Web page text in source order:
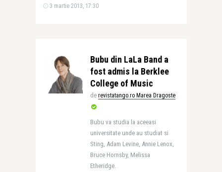
3 martie 2013, 17:30
Bubu din LaLa Band a
fost admis la Berklee
College of Music
de revistatango.ro Marea Dragoste
Bubu va studia la aceeasi
universitate unde au studiat si
Sting, Adam Levine, Annie Lenox,
Bruce Hornsby, Melissa
Etheridge.